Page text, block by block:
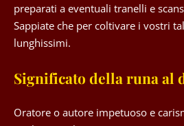
preparati a eventuali tranelli e
Sappiate che per coltivare i vostri
lunghissimi.
Significato della runa al
Oratore o autore impetuoso e